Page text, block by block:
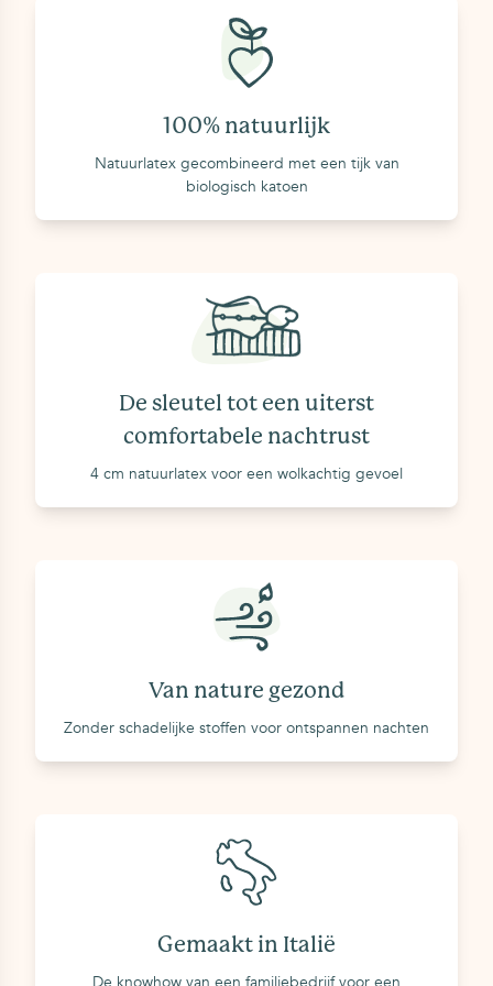
schadelijk zijn voor de gezondheid Eurolatex -
Gegarandeerd zonder synthetisch schuim
100% natuurlijk
Natuurlatex gecombineerd met een tijk van
biologisch katoen
De sleutel tot een uiterst
comfortabele nachtrust
4 cm natuurlatex voor een wolkachtig gevoel
Van nature gezond
Zonder schadelijke stoffen voor ontspannen nachten
Gemaakt in Italië